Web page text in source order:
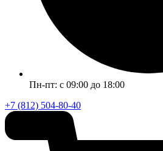
Пн-пт: с 09:00 до 18:00
+7 (812) 504-80-40